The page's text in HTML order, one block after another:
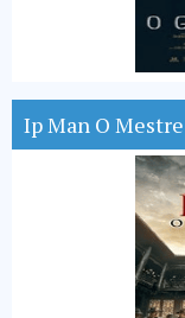
Ip Man O